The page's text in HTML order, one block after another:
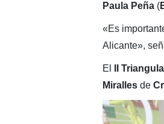
Paula Peña(
«Es
Alicante»,
El II
Mirallesde